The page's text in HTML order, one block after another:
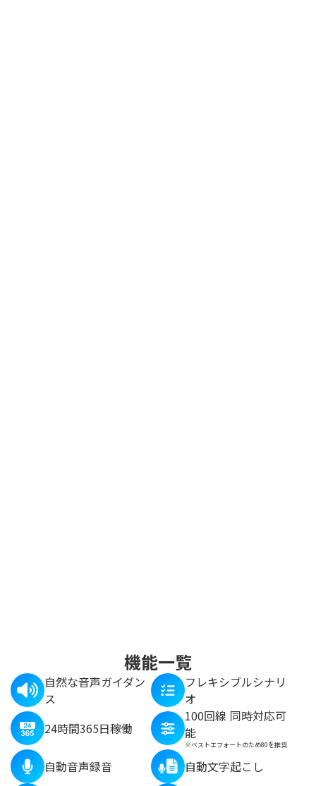
機能一覧
自然な音声ガイダン
ス
フレキシブルシナリ
オ
24時間365日稼働
100回線 同時対応可
能
※ベストエフォートのため80を推奨
自動音声録音
自動文字起こし